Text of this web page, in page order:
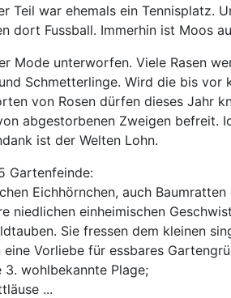
Teil war ehemals ein Tennisplatz.
dort Fussball. Immerhin ist Moos
Mode unterworfen. Viele Rasen
Schmetterlinge. Wird die bis
von Rosen dürfen dieses Jahr
abgestorbenen Zweigen befreit.
ist der Welten Lohn.
Gartenfeinde:
Eichhörnchen, auch
niedlichen einheimischen
Sie fressen dem kleinen
Vorliebe für essbares
wohlbekannte Plage;
...